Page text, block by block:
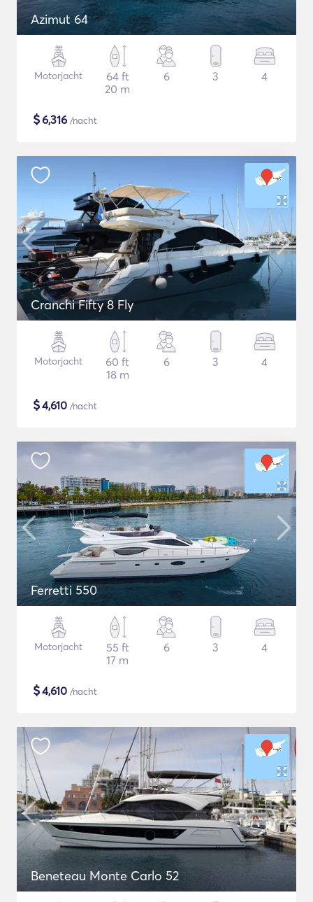
Azimut 64
Motorjacht
64 ft
20 m
6 3 4
$6,316 /nacht
Cranchi Fifty 8 Fly
Motorjacht
60 ft
18 m
6 3 4
$4,610 /nacht
Ferretti 550
Motorjacht
55 ft
17 m
6 3 4
$4,610 /nacht
Beneteau Monte Carlo 52